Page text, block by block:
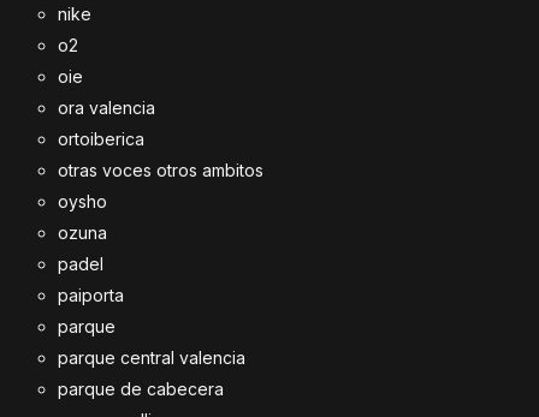
nike
o2
oie
ora valencia
ortoiberica
otras voces otros ambitos
oysho
ozuna
padel
paiporta
parque
parque central valencia
parque de cabecera